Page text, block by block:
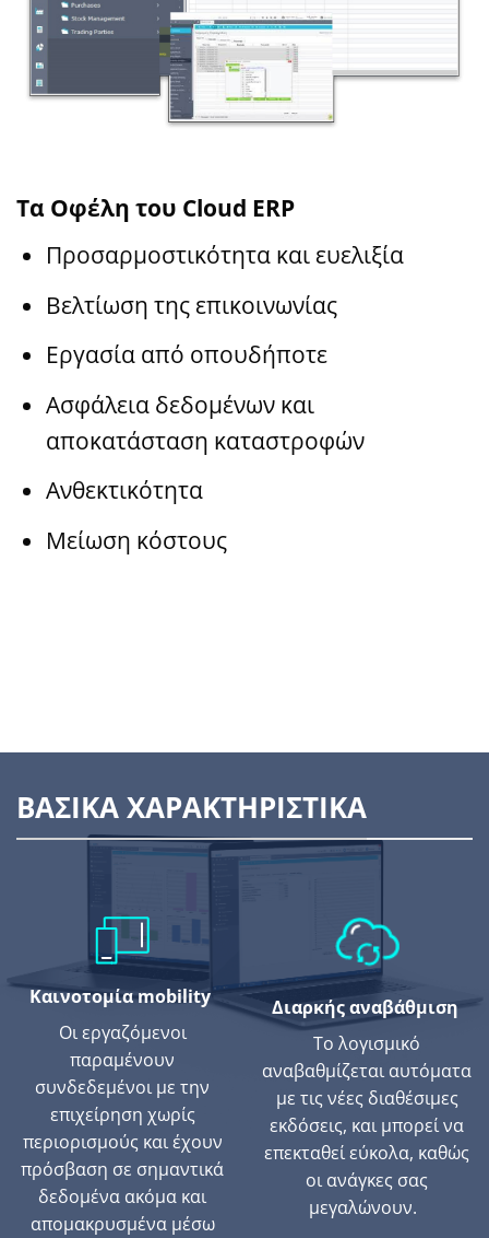
Τα Οφέλη του Cloud ERP
Προσαρμοστικότητα και ευελιξία
Βελτίωση της επικοινωνίας
Εργασία από οπουδήποτε
Ασφάλεια δεδομένων και
αποκατάσταση καταστροφών
Ανθεκτικότητα
Μείωση κόστους
ΒΑΣΙΚΑ ΧΑΡΑΚΤΗΡΙΣΤΙΚΑ
Καινοτομία mobility
Οι εργαζόμενοι
παραμένουν
συνδεδεμένοι με την
επιχείρηση χωρίς
περιορισμούς και έχουν
πρόσβαση σε σημαντικά
δεδομένα ακόμα και
απομακρυσμένα μέσω
Διαρκής αναβάθμιση
Το λογισμικό
αναβαθμίζεται αυτόματα
με τις νέες διαθέσιμες
εκδόσεις, και μπορεί να
επεκταθεί εύκολα, καθώς
οι ανάγκες σας
μεγαλώνουν.